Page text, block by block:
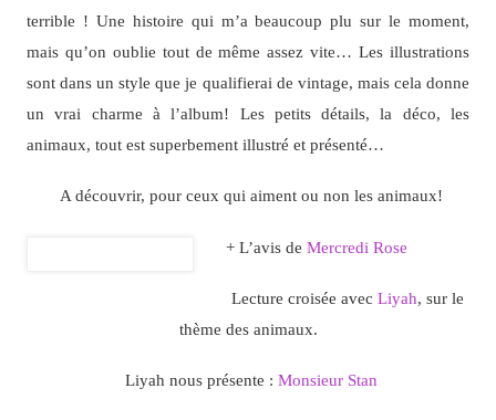
terrible ! Une histoire qui m’a beaucoup plu sur le moment,
mais qu’on oublie tout de même assez vite… Les illustrations
sont dans un style que je qualifierai de vintage, mais cela donne
un vrai charme à l’album! Les petits détails, la déco, les
animaux, tout est superbement illustré et présenté…
A découvrir, pour ceux qui aiment ou non les animaux!
+ L’avis de Mercredi Rose
Lecture croisée avec Liyah, sur le
thème des animaux.
Liyah nous présente : Monsieur Stan